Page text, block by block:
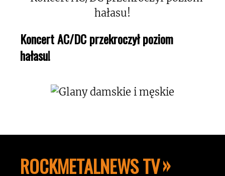
Koncert AC/DC przekroczył poziom
hałasu!
ROCKMETALNEWS TV